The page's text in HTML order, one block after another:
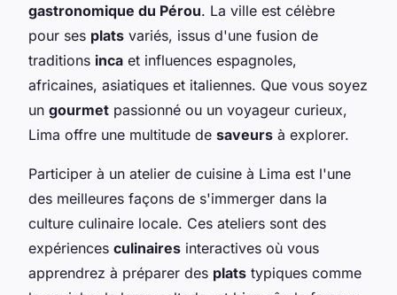
gastronomique du Pérou. La ville est célèbre
pour ses plats variés, issus d'une fusion de
traditions inca et influences espagnoles,
africaines, asiatiques et italiennes. Que vous soyez
un gourmet passionné ou un voyageur curieux,
Lima offre une multitude de saveurs à explorer.
Participer à un atelier de cuisine à Lima est l'une
des meilleures façons de s'immerger dans la
culture culinaire locale. Ces ateliers sont des
expériences culinaires interactives où vous
apprendrez à préparer des plats typiques comme